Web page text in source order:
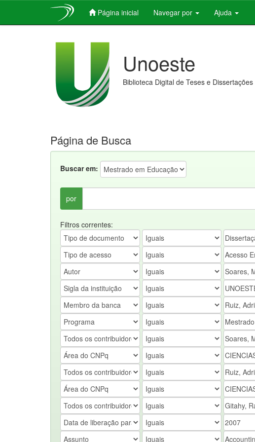
Página inicial Navegar por Ajuda
Unoeste
Biblioteca Digital de Teses e Dissertações
Página de Busca
Buscar em:
por
Filtros correntes: